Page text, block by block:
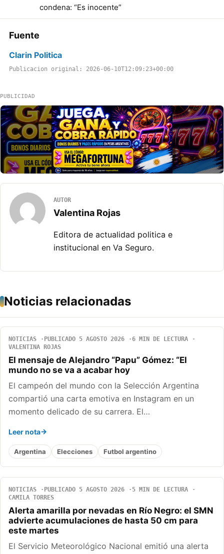
condena: “Es inocente”
Fuente
Clarin Politica
Publicacion original: 2026-06-10T12:09:23+00:00
PUBLICIDAD
AUTOR
Valentina Rojas
Editora de actualidad politica e
institucional en Va Seguro.
Noticias relacionadas
NOTICIAS PUBLICADO 5 AGOSTO 2026
6 MIN DE LECTURA
VALENTINA ROJAS
El mensaje de Alejandro “Papu” Gómez: “El
mundo no se va a acabar hoy
El campeón del mundo con la Selección Argentina
compartió una carta emotiva en Instagram en un
momento delicado de su carrera. El…
Leer nota
Argentina Elecciones Futbol argentino
NOTICIAS PUBLICADO 5 AGOSTO 2026
5 MIN DE LECTURA
CAMILA TORRES
Alerta amarilla por nevadas en Río Negro: el SMN
advierte acumulaciones de hasta 50 cm para
este martes
El Servicio Meteorológico Nacional emitió una alerta